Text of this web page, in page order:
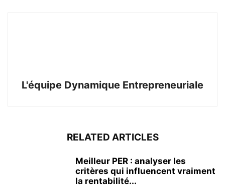
L'équipe Dynamique Entrepreneuriale
RELATED ARTICLES
Meilleur PER : analyser les
critères qui influencent vraiment
la rentabilité...